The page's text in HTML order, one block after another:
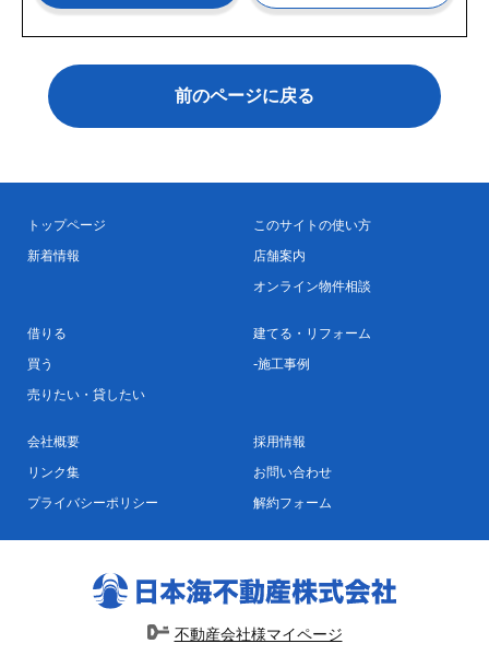
前のページに戻る
トップページ
新着情報
このサイトの使い方
店舗案内
オンライン物件相談
借りる
買う
売りたい・貸したい
建てる・リフォーム
施工事例
会社概要
リンク集
プライバシーポリシー
採用情報
お問い合わせ
解約フォーム
不動産会社様マイページ